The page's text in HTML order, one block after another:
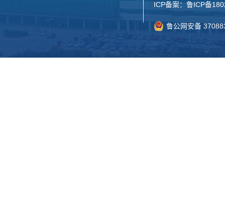
ICP备案： 鲁ICP备
鲁公网安备